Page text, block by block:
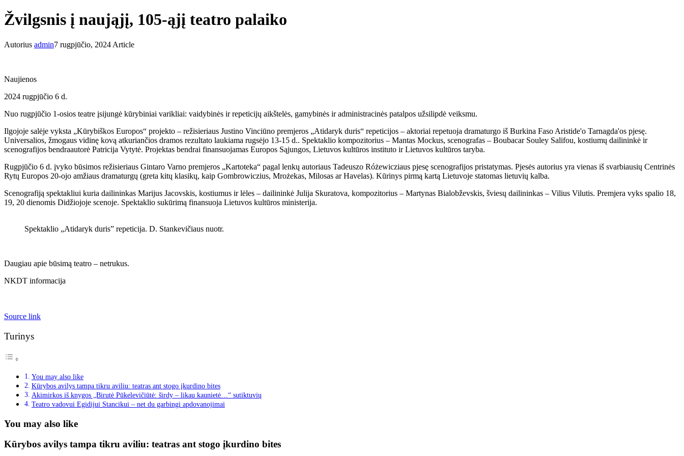
Žvilgsnis į naująjį, 105-ąjį teatro palaiko
Autorius admin7 rugpjūčio, 2024 Article
Naujienos
2024 rugpjūčio 6 d.
Nuo rugpjūčio 1-osios teatre įsijungė kūrybiniai varikliai: vaidybinės ir repeticijų aikštelės, gamybinės ir administracinės patalpos užsilipdė veiksmu.
Ilgojoje salėje vyksta „Kūrybiškos Europos“ projekto – režisieriaus Justino Vinciūno premjeros „Atidaryk duris“ repeticijos – aktoriai repetuoja dramaturgo iš Burkina Faso Aristide'o Tarnagda'os pjesę.
Universalios, žmogaus vidinę kovą atkuriančios dramos rezultato laukiama rugsėjo 13-15 d.. Spektaklio kompozitorius – Mantas Mockus, scenografas – Boubacar Souley Salifou, kostiumų dailininkė ir
scenografijos bendraautorė Patricija Vytytė. Projektas bendrai finansuojamas Europos Sąjungos, Lietuvos kultūros instituto ir Lietuvos kultūros taryba.
Rugpjūčio 6 d. įvyko būsimos režisieriaus Gintaro Varno premjeros „Kartoteka“ pagal lenkų autoriaus Tadeuszo Różewicziaus pjesę scenografijos pristatymas. Pjesės autorius yra vienas iš svarbiausių Centrinės
Rytų Europos 20-ojo amžiaus dramaturgų (greta kitų klasikų, kaip Gombrowiczius, Mrożekas, Milosas ar Havelas). Kūrinys pirmą kartą Lietuvoje statomas lietuvių kalba.
Scenografiją spektakliui kuria dailininkas Marijus Jacovskis, kostiumus ir lėles – dailininkė Julija Skuratova, kompozitorius – Martynas Bialobževskis, šviesų dailininkas – Vilius Vilutis. Premjera vyks spalio 18,
19, 20 dienomis Didžiojoje scenoje. Spektaklio sukūrimą finansuoja Lietuvos kultūros ministerija.
Spektaklio „Atidaryk duris” repeticija. D. Stankevičiaus nuotr.
Daugiau apie būsimą teatro – netrukus.
NKDT informacija
Source link
Turinys
You may also like
Kūrybos avilys tampa tikru aviliu: teatras ant stogo įkurdino bites
Akimirkos iš knygos „Birutė Pūkelevičiūtė: širdy – likau kaunietė…“ sutiktuvių
Teatro vadovui Egidijui Stancikui – net du garbingi apdovanojimai
You may also like
Kūrybos avilys tampa tikru aviliu: teatras ant stogo įkurdino bites